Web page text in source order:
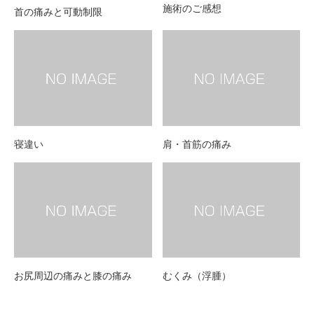
首の痛みと可動制限 施術のご感想
寝違い 肩・首筋の痛み
お尻周辺の痛みと膝の痛み むくみ（浮腫）